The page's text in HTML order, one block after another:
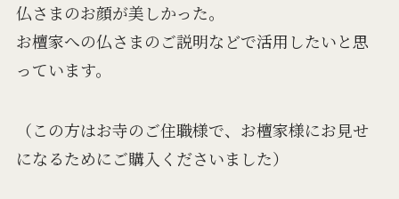
仏さまのお顔が美しかった。
お檀家への仏さまのご説明などで活用したいと思
っています。
（この方はお寺のご住職様で、お檀家様にお見せ
になるためにご購入くださいました）